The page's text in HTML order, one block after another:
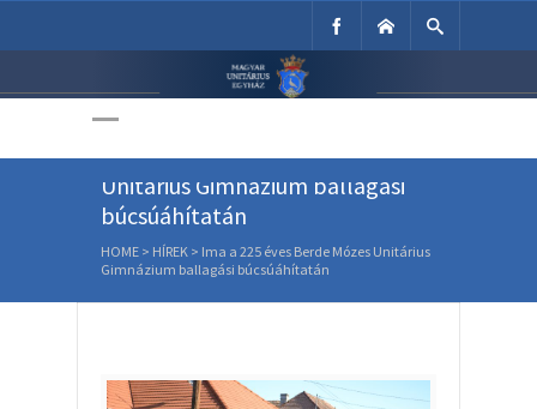
Unitárius Egyház
Ima a 225 éves Berde Mózes
Unitárius Gimnázium ballagási
búcsúáhítatán
HOME > HÍREK > Ima a 225 éves Berde Mózes Unitárius
Gimnázium ballagási búcsúáhítatán